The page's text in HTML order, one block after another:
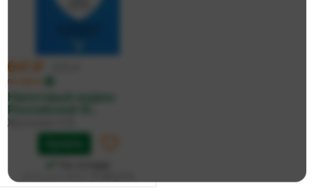
641 ₽
по карте
Российской Ф...
Жульнев Н.Я.